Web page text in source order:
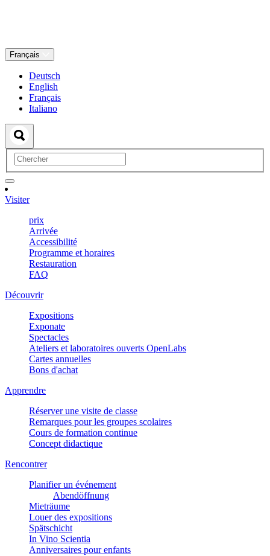
Français
Deutsch
English
Français
Italiano
Visiter
prix
Arrivée
Accessibilité
Programme et horaires
Restauration
FAQ
Découvrir
Expositions
Exponate
Spectacles
Ateliers et laboratoires ouverts OpenLabs
Cartes annuelles
Bons d'achat
Apprendre
Réserver une visite de classe
Remarques pour les groupes scolaires
Cours de formation continue
Concept didactique
Rencontrer
Planifier un événement
Abendöffnung
Mieträume
Louer des expositions
Spätschicht
In Vino Scientia
Anniversaires pour enfants